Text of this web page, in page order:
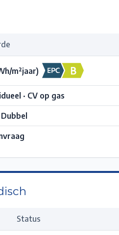
m²jaar)
· CV op gas
Dubbel
Status